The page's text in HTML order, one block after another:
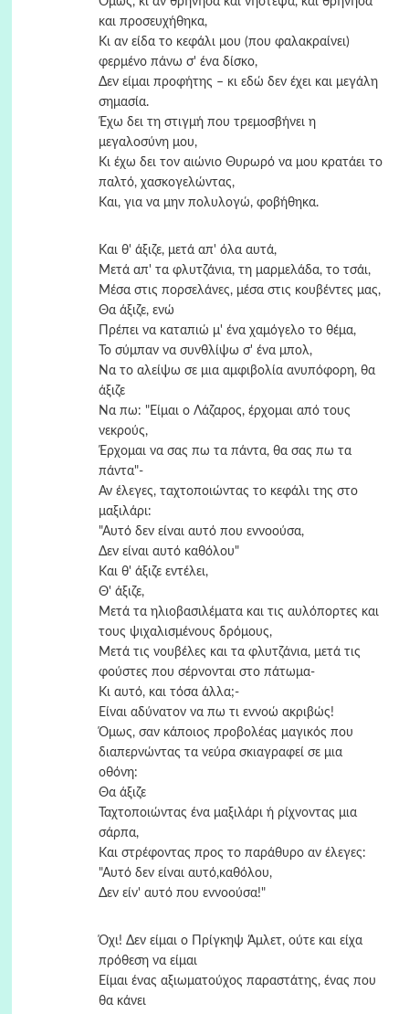
και προσευχήθηκα,
Κι αν είδα το κεφάλι μου (που φαλακραίνει)
φερμένο πάνω σ' ένα δίσκο,
Δεν είμαι προφήτης – κι εδώ δεν έχει και μεγάλη
σημασία.
Έχω δει τη στιγμή που τρεμοσβήνει η
μεγαλοσύνη μου,
Κι έχω δει τον αιώνιο Θυρωρό να μου κρατάει το
παλτό, χασκογελώντας,
Και, για να μην πολυλογώ, φοβήθηκα.
Και θ' άξιζε, μετά απ' όλα αυτά,
Μετά απ' τα φλυτζάνια, τη μαρμελάδα, το τσάι,
Μέσα στις πορσελάνες, μέσα στις κουβέντες μας,
Θα άξιζε, ενώ
Πρέπει να καταπιώ μ' ένα χαμόγελο το θέμα,
Το σύμπαν να συνθλίψω σ' ένα μπολ,
Να το αλείψω σε μια αμφιβολία ανυπόφορη, θα
άξιζε
Να πω: "Είμαι ο Λάζαρος, έρχομαι από τους
νεκρούς,
Έρχομαι να σας πω τα πάντα, θα σας πω τα
πάντα"-
Αν έλεγες, ταχτοποιώντας το κεφάλι της στο
μαξιλάρι:
"Αυτό δεν είναι αυτό που εννοούσα,
Δεν είναι αυτό καθόλου"
Και θ' άξιζε εντέλει,
Θ' άξιζε,
Μετά τα ηλιοβασιλέματα και τις αυλόπορτες και
τους ψιχαλισμένους δρόμους,
Μετά τις νουβέλες και τα φλυτζάνια, μετά τις
φούστες που σέρνονται στο πάτωμα-
Κι αυτό, και τόσα άλλα;-
Είναι αδύνατον να πω τι εννοώ ακριβώς!
Όμως, σαν κάποιος προβολέας μαγικός που
διαπερνώντας τα νεύρα σκιαγραφεί σε μια
οθόνη:
Θα άξιζε
Ταχτοποιώντας ένα μαξιλάρι ή ρίχνοντας μια
σάρπα,
Και στρέφοντας προς το παράθυρο αν έλεγες:
"Αυτό δεν είναι αυτό,καθόλου,
Δεν είν' αυτό που εννοούσα!"
Όχι! Δεν είμαι ο Πρίγκηψ Άμλετ, ούτε και είχα
πρόθεση να είμαι
Είμαι ένας αξιωματούχος παραστάτης, ένας που
θα κάνει